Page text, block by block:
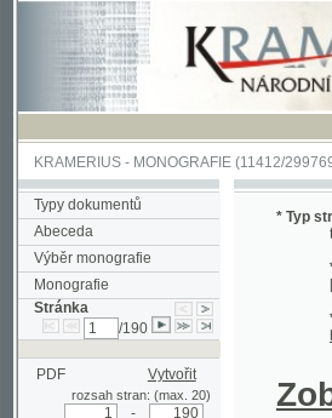
KRAMERIUS-MONOGRAFIE(11412/2997698) -
Typy dokumentů
Abeceda
Výběr monografie
Monografie
Stránka
/190
PDF Vytvořit
rozsah stran: (max. 20)
* Typ
*
*